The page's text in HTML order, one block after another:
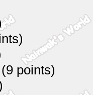
(9 points)